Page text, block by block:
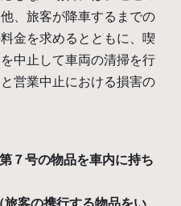
、旅客が降車するまでの
金を求めるとともに、喫
中止して車両の清掃を行
営業中止における損害の
７号の物品を車内に持ち
旅客の携行する物品をい